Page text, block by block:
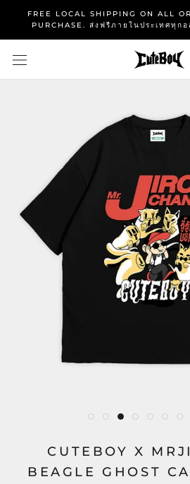
content
FREE LOCAL SHIPPING ON ALL
PURCHASE. ส่งฟรีภายในประเทศทุก
CUTEBOY X
BEAGLE GHOST